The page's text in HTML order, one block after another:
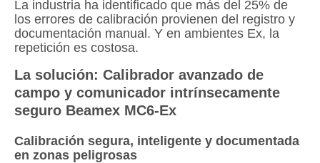
La industria ha identificado que más del 25% de
los errores de calibración provienen del registro y
documentación manual. Y en ambientes Ex, la
repetición es costosa.
La solución: Calibrador avanzado de
campo y comunicador intrínsecamente
seguro Beamex MC6-Ex
Calibración segura, inteligente y documentada
en zonas peligrosas